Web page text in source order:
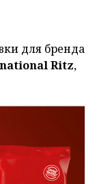
для бренда
Ritz,